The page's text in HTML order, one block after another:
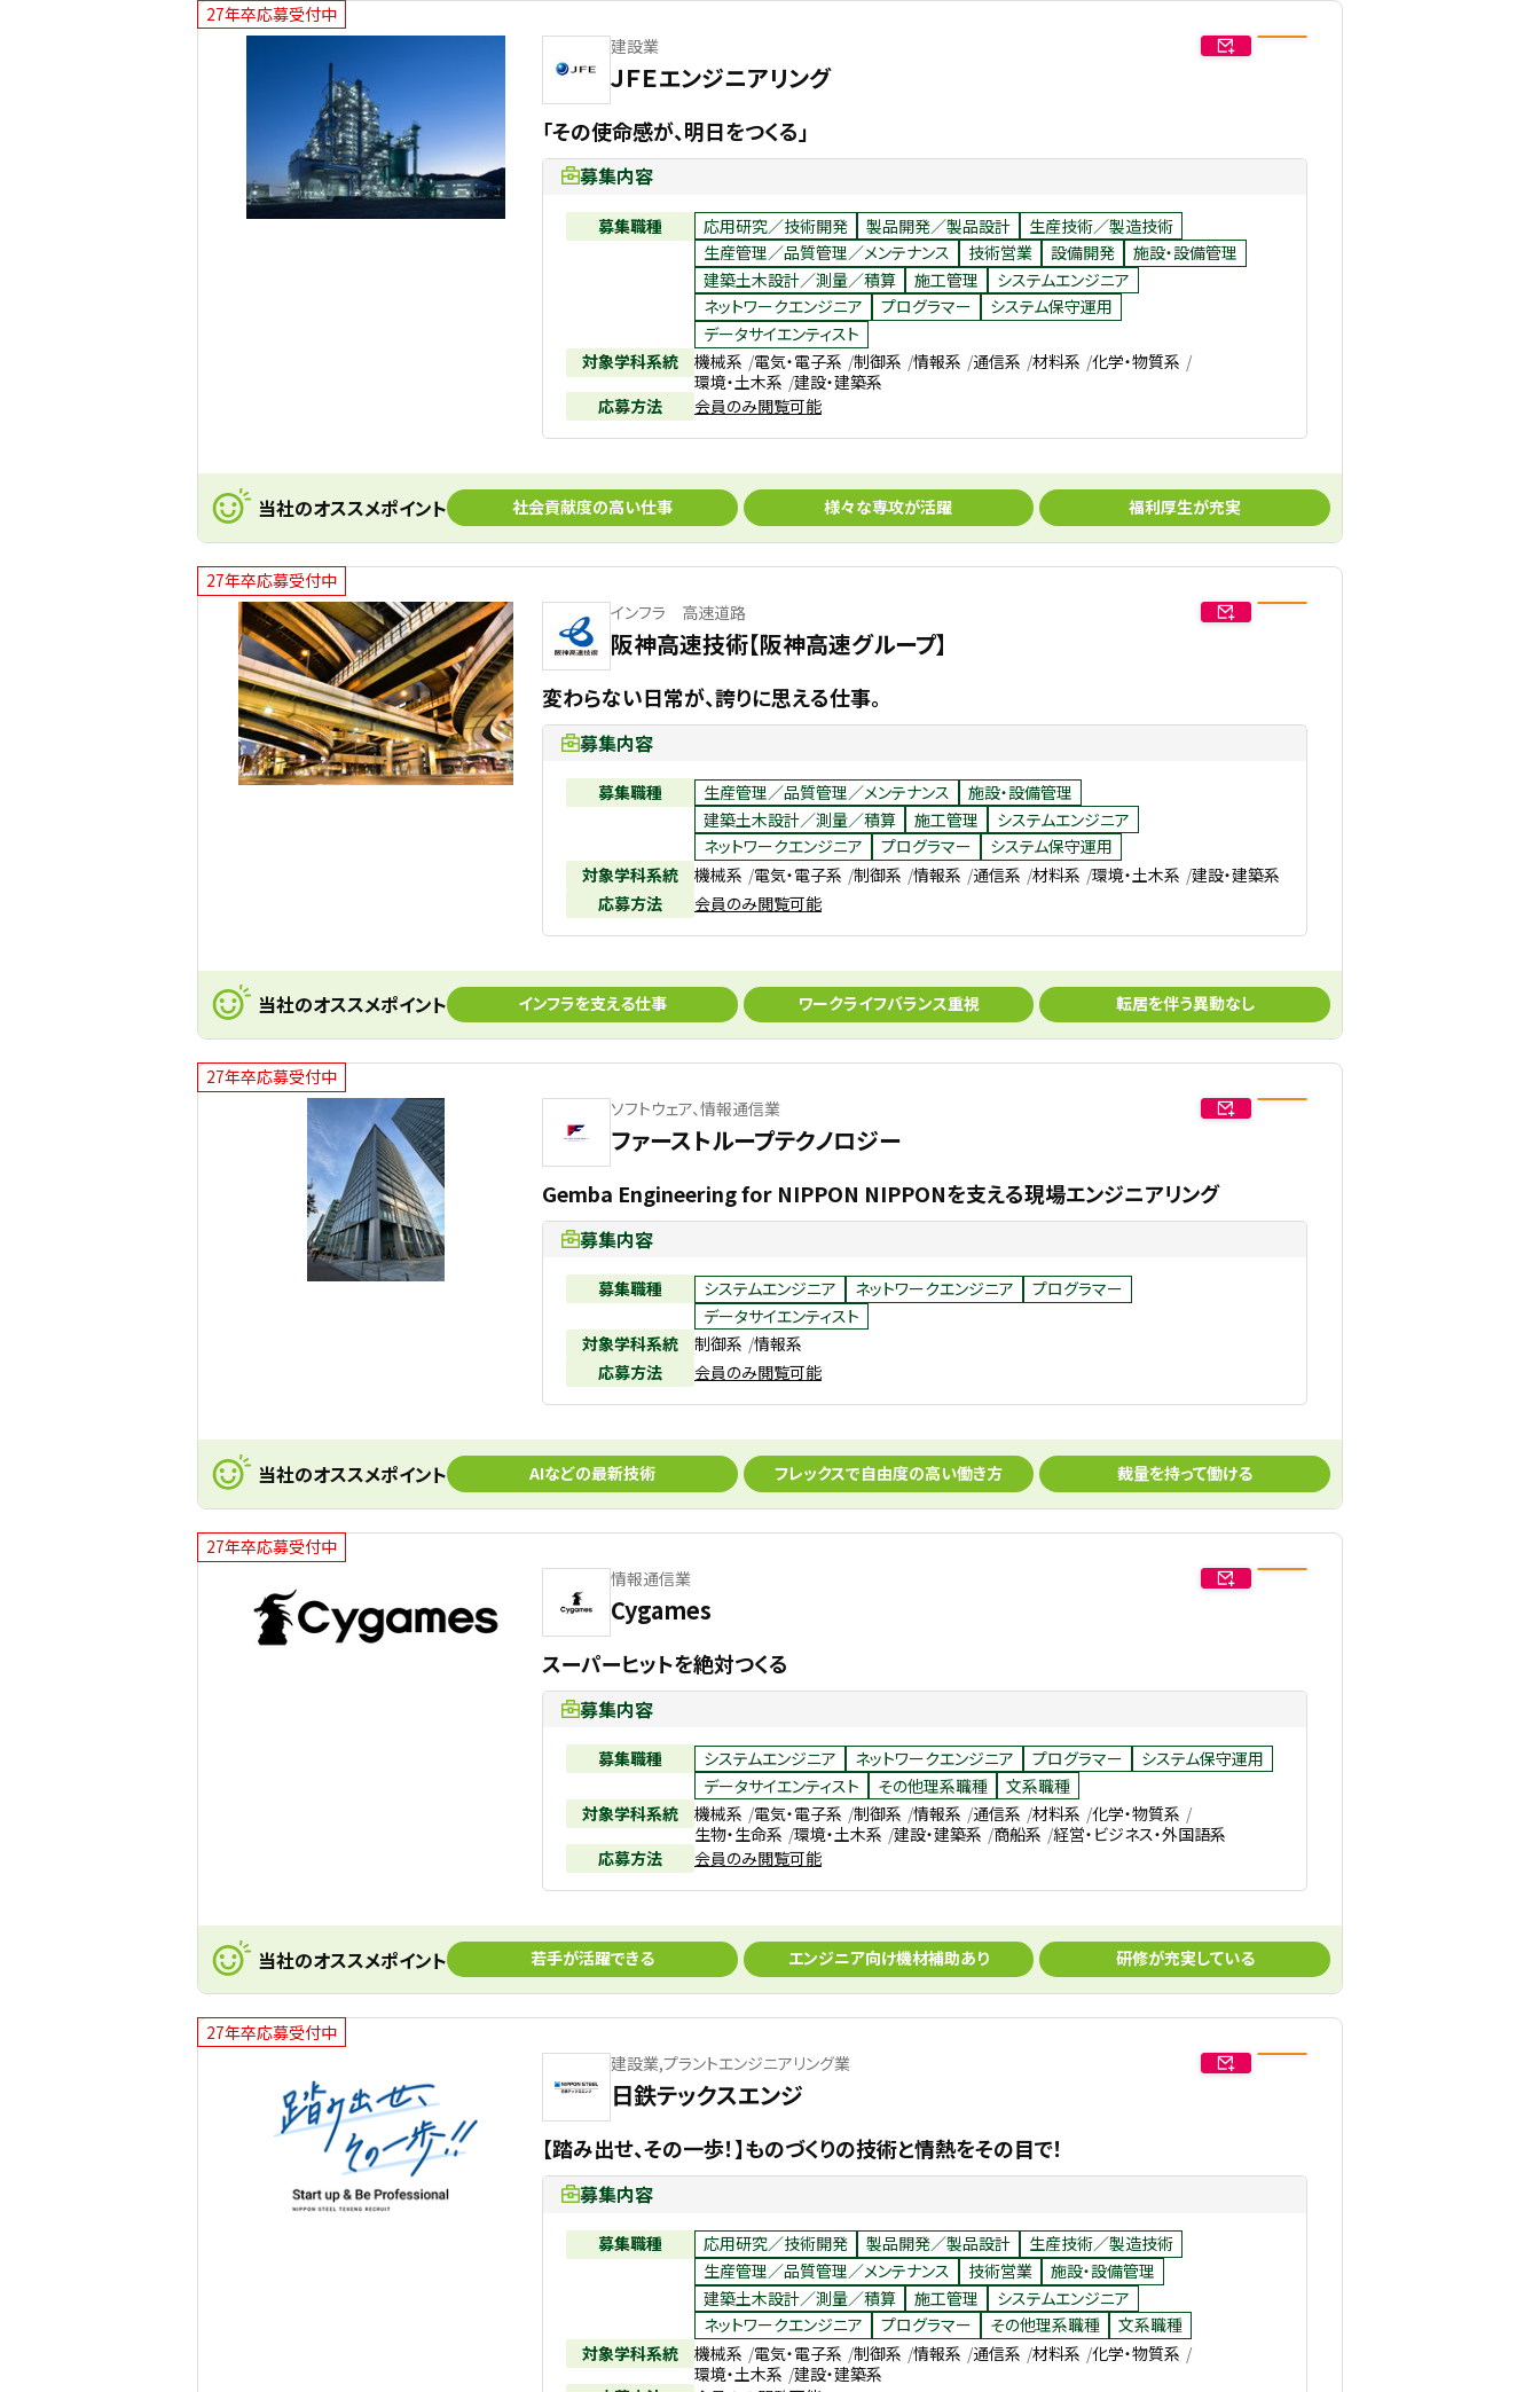
27年卒応募受付中
建設業
ＪＦＥエンジニアリング
「その使命感が、明日をつくる」
募集内容
募集職種 応用研究／技術開発 製品開発／製品設計
生産技術／製造技術
生産管理／品質管理／メンテナンス
技術営業 設備開発
施設・設備管理
建築土木設計／測量／積算
施工管理
システムエンジニア
ネットワークエンジニア
プログラマー
システム保守運用
データサイエンティスト
対象学科系統
機械系 電気・電子系 制御系 情報系 通信系 材料系 化学・物質系
環境・土木系 建設・建築系
応募方法
会員のみ閲覧可能
当社のオススメポイント 社会貢献度の高い仕事 様々な専攻が活躍 福利厚生が充実
27年卒応募受付中
インフラ 高速道路
阪神高速技術【阪神高速グループ】
変わらない日常が、誇りに思える仕事。
募集内容
募集職種 生産管理／品質管理／メンテナンス
施設・設備管理
建築土木設計／測量／積算
施工管理
システムエンジニア
ネットワークエンジニア
プログラマー
システム保守運用
対象学科系統
機械系 電気・電子系 制御系 情報系 通信系 材料系 環境・土木系 建設・建築系
応募方法
会員のみ閲覧可能
当社のオススメポイント インフラを支える仕事 ワークライフバランス重視 転居を伴う異動なし
27年卒応募受付中
ソフトウェア、情報通信業
ファーストループテクノロジー
Gemba Engineering for NIPPON NIPPONを支える現場エンジニアリング
募集内容
募集職種 システムエンジニア ネットワークエンジニア
プログラマー
データサイエンティスト
対象学科系統
制御系 情報系
応募方法
会員のみ閲覧可能
当社のオススメポイント AIなどの最新技術 フレックスで自由度の高い働き方 裁量を持って働ける
27年卒応募受付中
情報通信業
Cygames
スーパーヒットを絶対つくる
募集内容
募集職種 システムエンジニア ネットワークエンジニア プログラマー
システム保守運用
データサイエンティスト
その他理系職種
文系職種
対象学科系統
機械系 電気・電子系 制御系 情報系 通信系 材料系 化学・物質系
生物・生命系 環境・土木系 建設・建築系 商船系 経営・ビジネス・外国語系
応募方法
会員のみ閲覧可能
当社のオススメポイント 若手が活躍できる エンジニア向け機材補助あり 研修が充実している
27年卒応募受付中
建設業,プラントエンジニアリング業
日鉄テックスエンジ
【踏み出せ、その一歩！】ものづくりの技術と情熱をその目で！
募集内容
募集職種 応用研究／技術開発 製品開発／製品設計
生産技術／製造技術
生産管理／品質管理／メンテナンス
技術営業
施設・設備管理
建築土木設計／測量／積算
施工管理
システムエンジニア
ネットワークエンジニア
プログラマー その他理系職種
文系職種
対象学科系統
機械系 電気・電子系 制御系 情報系 通信系 材料系 化学・物質系
環境・土木系 建設・建築系